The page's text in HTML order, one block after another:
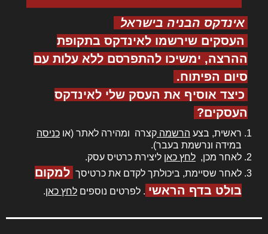
אינדקס הבניה בישראל
העסקים שירשמו לאינדקס בתקופת
ההרצה, ימשיכו להתפרסם ללא עלות עם
סיום הפיתוח.
כיצד אוסיף את העסק שלי לאינדקס
העסקים?
ראשית, בצע הרשמה קצרה ומהירה לאתר (או כניסה
במידה ונרשמת בעבר).
לאחר מכן, לחץ כאן ליצירת כרטיס עסק.
לאחר שסיימת, ביכולתך לקדם את כרטיסך למקום
בולט בדף הראשי . לפרטים נוספים לחץ כאן.